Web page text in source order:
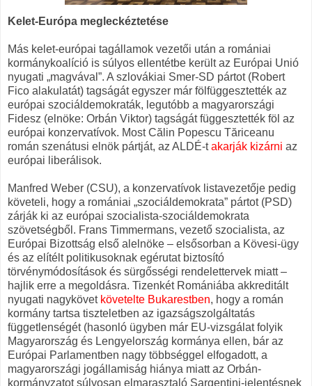
Kelet-Európa megleckéztetése
Más kelet-európai tagállamok vezetői után a romániai
kormánykoalíció is súlyos ellentétbe került az Európai Unió
nyugati „magvával”. A szlovákiai Smer-SD pártot (Robert
Fico alakulatát) tagságát egyszer már fölfüggesztették az
európai szociáldemokraták, legutóbb a magyarországi
Fidesz (elnöke: Orbán Viktor) tagságát függesztették föl az
európai konzervatívok. Most Călin Popescu Tăriceanu
román szenátusi elnök pártját, az ALDÉ-takarják kizárni az
európai liberálisok.
Manfred Weber (CSU), a konzervatívok listavezetője pedig
követeli, hogy a romániai „szociáldemokrata” pártot (PSD)
zárják ki az európai szocialista-szociáldemokrata
szövetségből. Frans Timmermans, vezető szocialista, az
Európai Bizottság első alelnöke – elsősorban a Kövesi-ügy
és az elítélt politikusoknak egérutat biztosító
törvénymódosítások és sürgősségi rendelettervek miatt –
hajlik erre a megoldásra. Tizenkét Romániába akkreditált
nyugati nagykövet követelte Bukarestben, hogy a román
kormány tartsa tiszteletben az igazságszolgáltatás
függetlenségét (hasonló ügyben már EU-vizsgálat folyik
Magyarország és Lengyelország kormánya ellen, bár az
Európai Parlamentben nagy többséggel elfogadott, a
magyarországi jogállamiság hiánya miatt az Orbán-
kormányzatot súlyosan elmarasztaló Sargentini-jelentésnek